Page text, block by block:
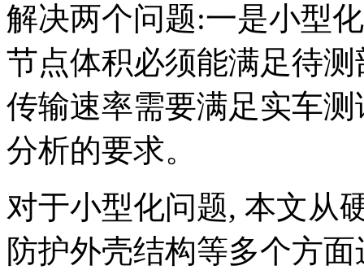
解决两个问题:一是小型
节点体积必须能满足待
传输速率需要满足实车
分析的要求。
对于小型化问题, 本文从
防护外壳结构等多个方